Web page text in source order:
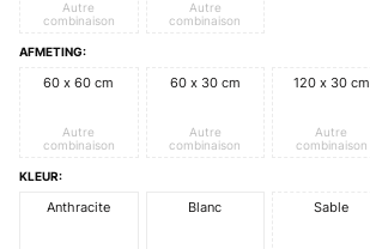
Autre
combinaison
Autre
combinaison
AFMETING:
60 x 60 cm
Autre
combinaison
60 x 30 cm
Autre
combinaison
120 x 30 cm
Autre
combinaison
KLEUR:
Anthracite Blanc Sable